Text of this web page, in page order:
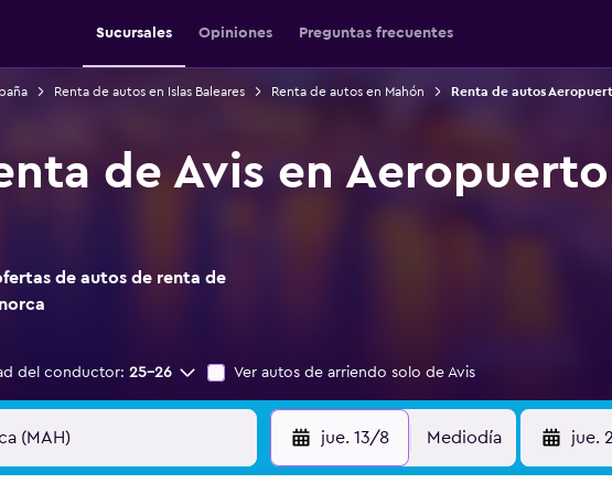
Sucursales Opiniones Preguntas frecuentes
Renta de autos en Islas Baleares Renta de autos en Mahón Renta de autos
de Avis en
de autos de renta de
del conductor: 25-26 Ver autos de arriendo solo de Avis
jue. 13/8 Mediodía jue.